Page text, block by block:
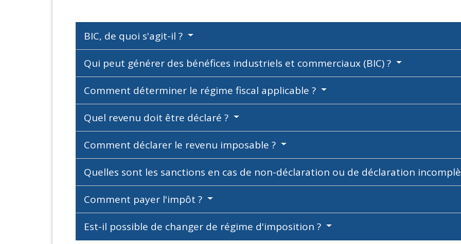
BIC, de quoi s'agit-il ?
Qui peut générer des bénéfices industriels et commerciaux (BIC) ?
Comment déterminer le régime fiscal applicable ?
Quel revenu doit être déclaré ?
Comment déclarer le revenu imposable ?
Quelles sont les sanctions en cas de non-déclaration ou de déclaration
Comment payer l'impôt ?
Est-il possible de changer de régime d'imposition ?